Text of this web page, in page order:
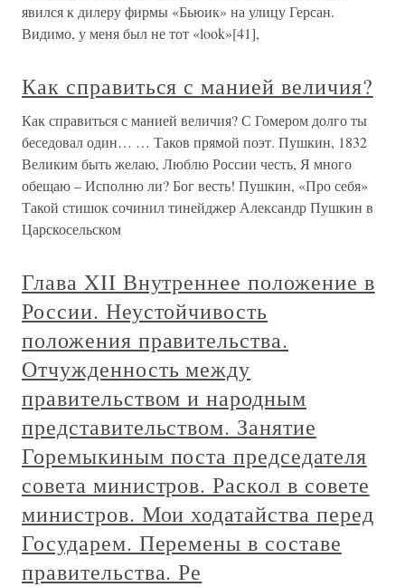
явился к дилеру фирмы «Бьюик» на улицу Герсан.
Видимо, у меня был не тот «look»[41],
Как справиться с манией величия?
Как справиться с манией величия? С Гомером долго ты
беседовал один… … Таков прямой поэт. Пушкин, 1832
Великим быть желаю, Люблю России честь, Я много
обещаю – Исполню ли? Бог весть! Пушкин, «Про себя»
Такой стишок сочинил тинейджер Александр Пушкин в
Царскосельском
Глава XII Внутреннее положение в
России. Неустойчивость
положения правительства.
Отчужденность между
правительством и народным
представительством. Занятие
Горемыкиным поста председателя
совета министров. Раскол в совете
министров. Мои ходатайства перед
Государем. Перемены в составе
правительства. Ре